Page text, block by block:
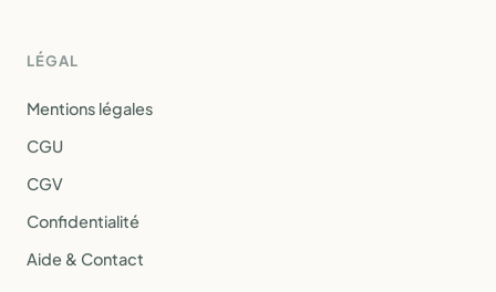
LÉGAL
Mentions légales
CGU
CGV
Confidentialité
Aide & Contact